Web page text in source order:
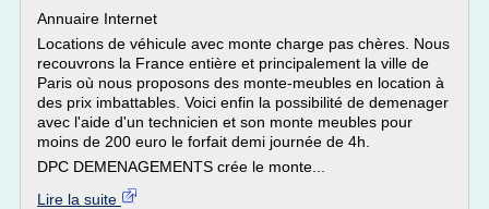
Annuaire Internet
Locations de véhicule avec monte charge pas chères. Nous
recouvrons la France entière et principalement la ville de
Paris où nous proposons des monte-meubles en location à
des prix imbattables. Voici enfin la possibilité de demenager
avec l'aide d'un technicien et son monte meubles pour
moins de 200 euro le forfait demi journée de 4h.
DPC DEMENAGEMENTS crée le monte...
Lire la suite